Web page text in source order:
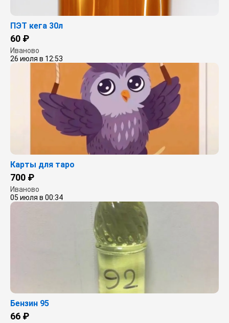
ПЭТ кега 30л
60 ₽
Иваново
26 июля в 12:53
Карты для таро
700 ₽
Иваново
05 июля в 00:34
Бензин 95
66 ₽